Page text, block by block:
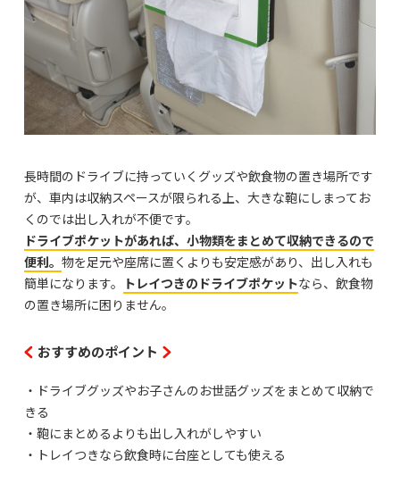
長時間のドライブに持っていくグッズや飲食物の置き場所です
が、車内は収納スペースが限られる上、大きな鞄にしまってお
くのでは出し入れが不便です。
ドライブポケットがあれば、小物類をまとめて収納できるので
便利。 物を足元や座席に置くよりも安定感があり、出し入れも
簡単になります。
トレイつきのドライブポケットなら、飲食物
の置き場所に困りません。
おすすめのポイント
・ドライブグッズやお子さんのお世話グッズをまとめて収納で
きる
・鞄にまとめるよりも出し入れがしやすい
・トレイつきなら飲食時に台座としても使える